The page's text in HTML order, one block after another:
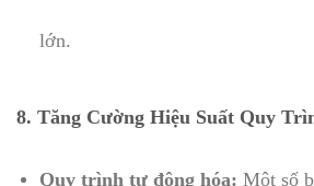
lớn.
8. Tăng Cường Hiệu Suất Quy
Quy trình tự động hóa: Một số